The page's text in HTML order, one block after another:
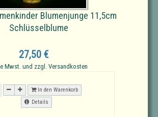
Blumenjunge 11,5cm
Schlüsselblume
27,50 €
Mwst. und zzgl. Versandkosten
In den Warenkorb
Details